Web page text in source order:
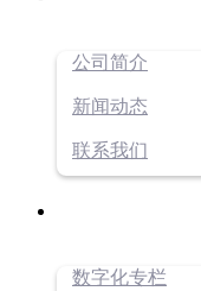
公司简介
新闻动态
联系我们
数字化专栏